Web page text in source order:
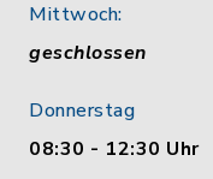
Mittwoch:
geschlossen
Donnerstag
08:30 - 12:30 Uhr